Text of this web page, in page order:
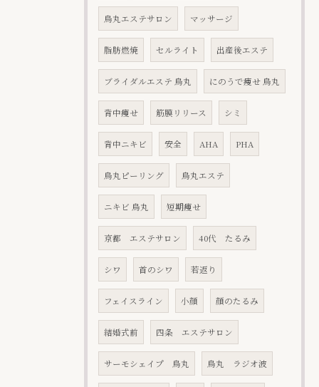
烏丸エステサロン マッサージ
脂肪燃焼 セルライト 出産後エステ
ブライダルエステ 烏丸 にのうで痩せ 烏丸
背中痩せ 筋膜リリース シミ
背中ニキビ 安全 AHA PHA
烏丸ピーリング 烏丸エステ
ニキビ 烏丸 短期痩せ
京都 エステサロン 40代 たるみ
シワ 首のシワ 若返り
フェイスライン 小顔 顔のたるみ
結婚式前 四条 エステサロン
サーモシェイプ 烏丸 烏丸 ラジオ波